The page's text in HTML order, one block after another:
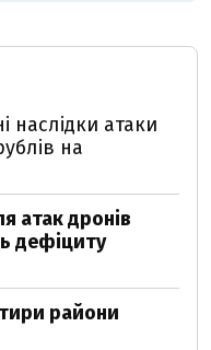
наслідки атаки
на
атак дронів
дефіциту
райони